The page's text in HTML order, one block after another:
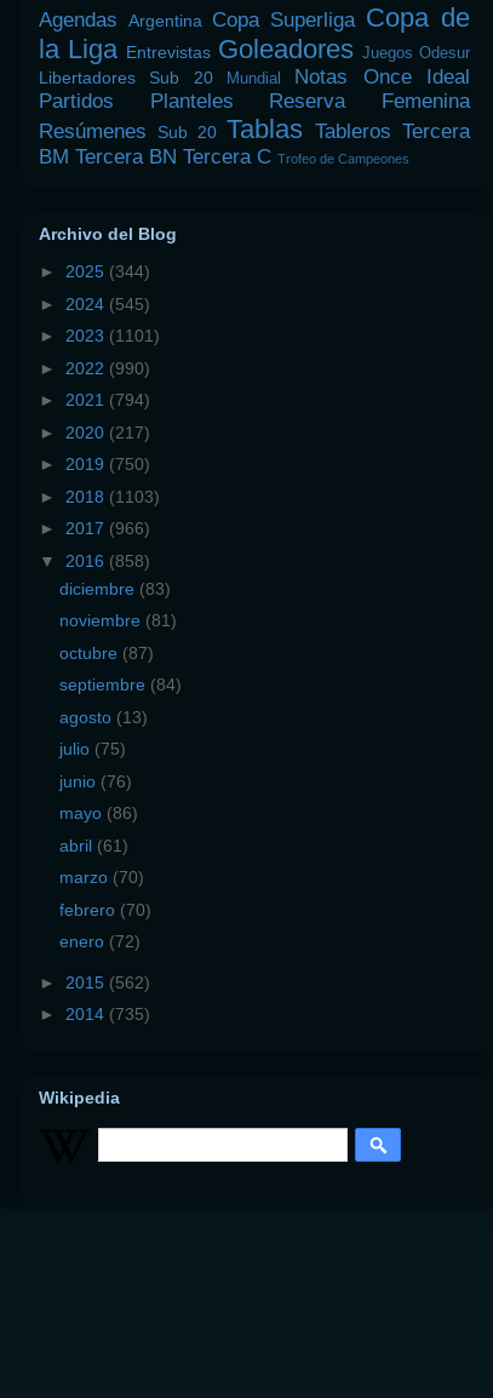
Agendas Argentina Copa Superliga Copa de
la Liga Entrevistas Goleadores Juegos Odesur
Libertadores Sub 20 Mundial Notas
Once Ideal
Partidos
Planteles
Reserva Femenina
Resúmenes
Sub 20 Tablas Tableros Tercera
BM Tercera BN Tercera C Trofeo de Campeones
Archivo del Blog
► 2025 (344)
► 2024 (545)
► 2023 (1101)
► 2022 (990)
► 2021 (794)
► 2020 (217)
► 2019 (750)
► 2018 (1103)
► 2017 (966)
▼ 2016 (858)
diciembre (83)
noviembre (81)
octubre (87)
septiembre (84)
agosto (13)
julio (75)
junio (76)
mayo (86)
abril (61)
marzo (70)
febrero (70)
enero (72)
► 2015 (562)
► 2014 (735)
Wikipedia